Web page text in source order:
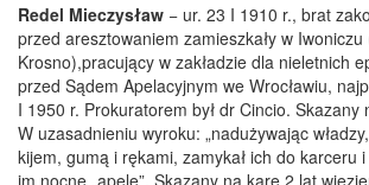
Redel Mieczysław − ur. 23 I 1910 r., brat
przed aresztowaniem zamieszkały w Iwoniczu
Krosno),pracujący w zakładzie dla nieletnich
przed Sądem Apelacyjnym we Wrocławiu,
I 1950 r. Prokuratorem był dr Cincio. Skazany
W uzasadnieniu wyroku: „nadużywając
kijem, gumą i rękami, zamykał ich do karceru
im nocne „apele”. Skazany na karę 2 lat